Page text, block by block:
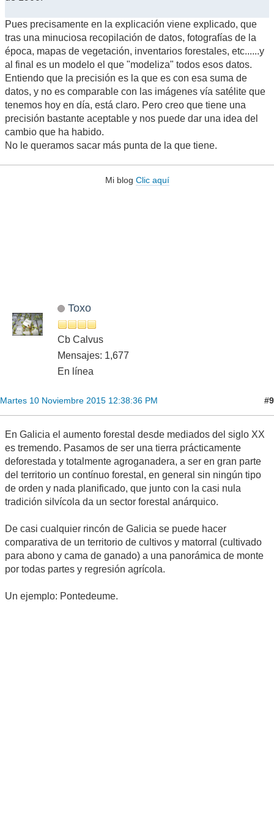
Pues precisamente en la explicación viene explicado, que
tras una minuciosa recopilación de datos, fotografías de la
época, mapas de vegetación, inventarios forestales, etc......y
al final es un modelo el que "modeliza" todos esos datos.
Entiendo que la precisión es la que es con esa suma de
datos, y no es comparable con las imágenes vía satélite que
tenemos hoy en día, está claro. Pero creo que tiene una
precisión bastante aceptable y nos puede dar una idea del
cambio que ha habido.
No le queramos sacar más punta de la que tiene.
Mi blog Clic aquí
Toxo
Cb Calvus
Mensajes: 1,677
En línea
Martes 10 Noviembre 2015 12:38:36 PM #9
En Galicia el aumento forestal desde mediados del siglo XX
es tremendo. Pasamos de ser una tierra prácticamente
deforestada y totalmente agroganadera, a ser en gran parte
del territorio un contínuo forestal, en general sin ningún tipo
de orden y nada planificado, que junto con la casi nula
tradición silvícola da un sector forestal anárquico.
De casi cualquier rincón de Galicia se puede hacer
comparativa de un territorio de cultivos y matorral (cultivado
para abono y cama de ganado) a una panorámica de monte
por todas partes y regresión agrícola.
Un ejemplo: Pontedeume.